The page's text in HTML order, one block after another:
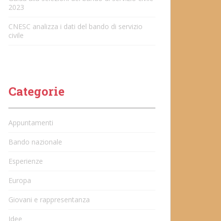
2023
CNESC analizza i dati del bando di servizio
civile
Categorie
Appuntamenti
Bando nazionale
Esperienze
Europa
Giovani e rappresentanza
Idee